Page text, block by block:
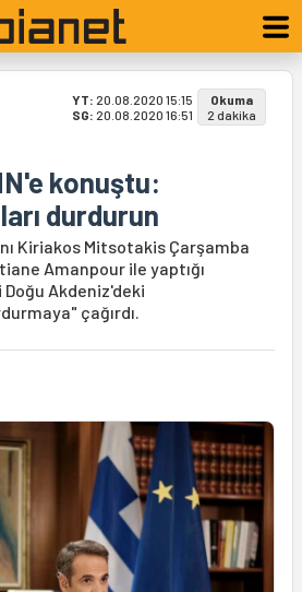
YT: 20.08.2020 15:15
SG: 20.08.2020 16:51
Okuma
2 dakika
konuştu:
durdurun
Kiriakos Mitsotakis Çarşamba
Amanpour ile yaptığı
Akdeniz'deki
çağırdı.